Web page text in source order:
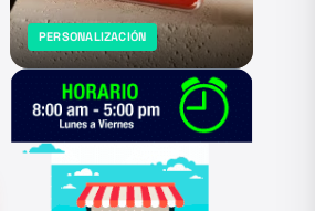
PERSONALIZACIÓN